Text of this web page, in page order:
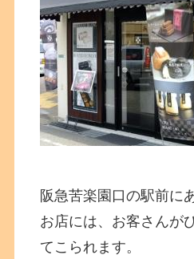
阪急苦楽園口の駅前に
お店には、お客さんが
てこられます。